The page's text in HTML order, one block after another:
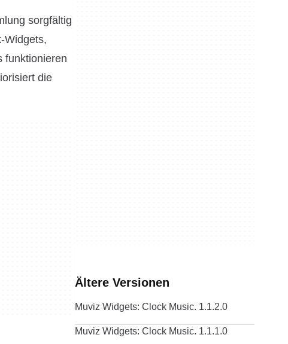
sorgfältig
Widgets,
funktionieren
die
Ältere Versionen
Muviz Widgets: Clock Music. 1.1.2.0
Muviz Widgets: Clock Music. 1.1.1.0